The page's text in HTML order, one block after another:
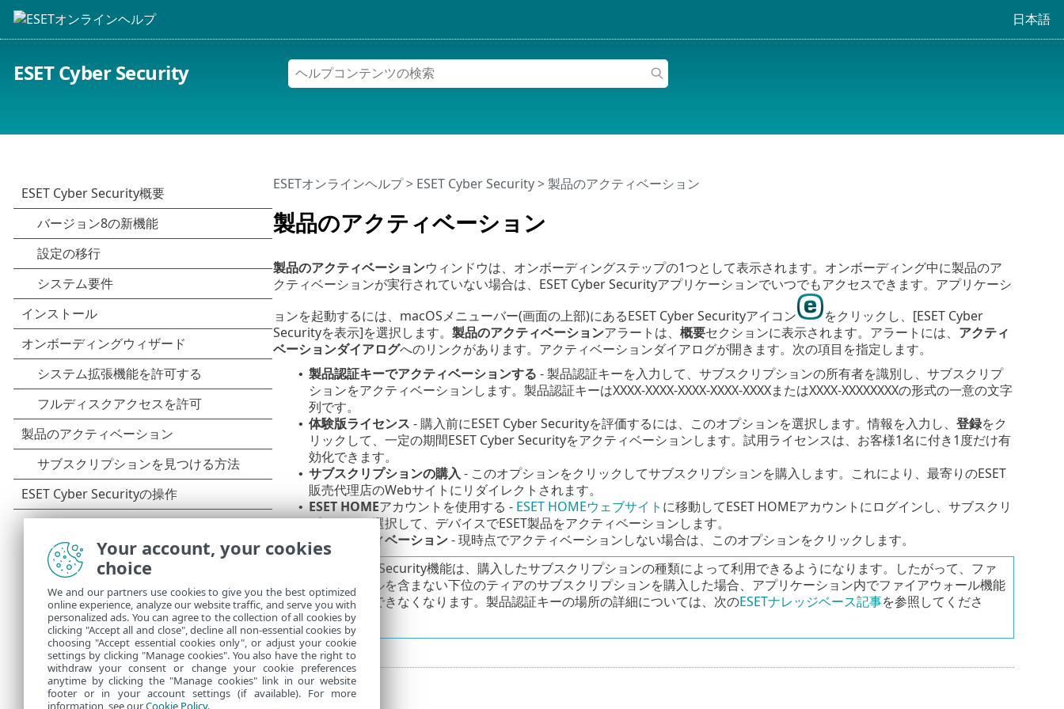
日本語
ESET Cyber Security
製品のアクティベーション
ESETオンラインヘルプ> ESET Cyber Security>製品のアクティベーション
製品のアクティベーションウィンドウは、オンボーディングステップの1つとして表示されます。オンボーディング中に製品のア
クティベーションが実行されていない場合は、ESET Cyber Securityアプリケーションでいつでもアクセスできます。アプリケーシ
ョンを起動するには、macOSメニューバー(画面の上部)にあるESET Cyber Securityアイコン
をクリックし、[ESET Cyber
Securityを表示]を選択します。 製品のアクティベーションアラートは、 概要セクションに表示されます。アラートには、 アクティ
ベーションダイアログへのリンクがあります。アクティベーションダイアログが開きます。次の項目を指定します。
• 製品認証キーでアクティベーションする - 製品認証キーを入力して、サブスクリプションの所有者を識別し、サブスクリプ
ションをアクティベーションします。製品認証キーはXXXX-XXXX-XXXX-XXXX-XXXXまたはXXXX-XXXXXXXXの形式の一意の文字
列です。
• 体験版ライセンス - 購入前にESET Cyber Securityを評価するには、このオプションを選択します。情報を入力し、 登録をク
リックして、一定の期間ESET Cyber Securityをアクティベーションします。試用ライセンスは、お客様1名に付き1度だけ有
効化できます。
• サブスクリプションの購入 - このオプションをクリックしてサブスクリプションを購入します。これにより、最寄りのESET
販売代理店のWebサイトにリダイレクトされます。
• ESET HOMEアカウントを使用する - ESET HOMEウェブサイト に移動してESET HOMEアカウントにログインし、サブスクリ
プションを選択して、デバイスでESET製品をアクティベーションします。
• 後でアクティベーション- 現時点でアクティベーションしない場合は、このオプションをクリックします。
ESET Cyber Security機能は、購入したサブスクリプションの種類によって利用できるようになります。したがって、ファ
イアウォールを含まない下位のティアのサブスクリプションを購入した場合、アプリケーション内でファイアウォール機能
にアクセスできなくなります。製品認証キーの場所の詳細については、次のESETナレッジベース記事を参照してくださ
い。
Your account, your cookies
choice
We and our partners use cookies to give you the best optimized
online experience, analyze our website traffic, and serve you with
personalized ads. You can agree to the collection of all cookies by
clicking "Accept all and close", decline all non-essential cookies by
choosing "Accept essential cookies only", or adjust your cookie
settings by clicking "Manage cookies". You also have the right to
withdraw your consent or change your cookie preferences
anytime by clicking the "Manage cookies" link in our website
footer or in your account settings (if available). For more
information, see ourCookie Policy.